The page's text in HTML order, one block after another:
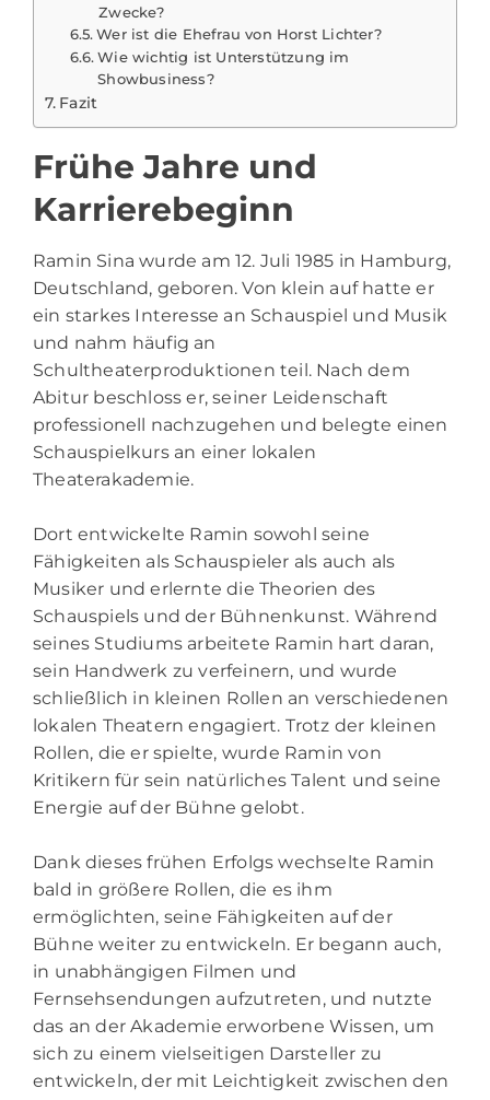
Zwecke?
Wer ist die Ehefrau von Horst Lichter?
Wie wichtig ist Unterstützung im
Showbusiness?
Fazit
Frühe Jahre und
Karrierebeginn
Ramin Sina wurde am 12. Juli 1985 in Hamburg,
Deutschland, geboren. Von klein auf hatte er
ein starkes Interesse an Schauspiel und Musik
und nahm häufig an
Schultheaterproduktionen teil. Nach dem
Abitur beschloss er, seiner Leidenschaft
professionell nachzugehen und belegte einen
Schauspielkurs an einer lokalen
Theaterakademie.
Dort entwickelte Ramin sowohl seine
Fähigkeiten als Schauspieler als auch als
Musiker und erlernte die Theorien des
Schauspiels und der Bühnenkunst. Während
seines Studiums arbeitete Ramin hart daran,
sein Handwerk zu verfeinern, und wurde
schließlich in kleinen Rollen an verschiedenen
lokalen Theatern engagiert. Trotz der kleinen
Rollen, die er spielte, wurde Ramin von
Kritikern für sein natürliches Talent und seine
Energie auf der Bühne gelobt.
Dank dieses frühen Erfolgs wechselte Ramin
bald in größere Rollen, die es ihm
ermöglichten, seine Fähigkeiten auf der
Bühne weiter zu entwickeln. Er begann auch,
in unabhängigen Filmen und
Fernsehsendungen aufzutreten, und nutzte
das an der Akademie erworbene Wissen, um
sich zu einem vielseitigen Darsteller zu
entwickeln, der mit Leichtigkeit zwischen den